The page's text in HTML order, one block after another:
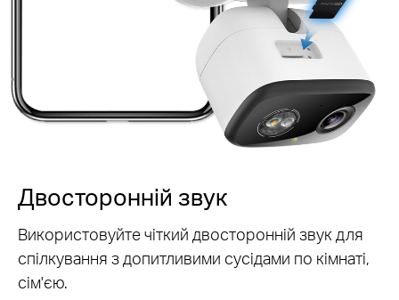
Двосторонній звук
Використовуйте чіткий двосторонній звук для
спілкування з допитливими сусідами по кімнаті,
сім'єю.